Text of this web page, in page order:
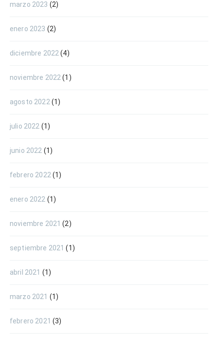
marzo 2023 (2)
enero 2023 (2)
diciembre 2022 (4)
noviembre 2022 (1)
agosto 2022 (1)
julio 2022 (1)
junio 2022 (1)
febrero 2022 (1)
enero 2022 (1)
noviembre 2021 (2)
septiembre 2021 (1)
abril 2021 (1)
marzo 2021 (1)
febrero 2021 (3)